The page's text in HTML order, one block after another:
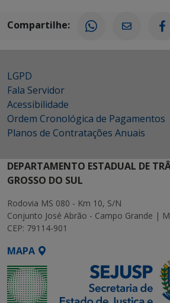
Compartilhe:
LGPD
Fala Servidor
Acessibilidade
Ordem Cronológica de Pagamentos
Planos de Contratações Anuais
DEPARTAMENTO ESTADUAL DE
GROSSO DO SUL
Rodovia MS 080 - Km 10, S/N
Conjunto José Abrão - Campo Grande |
CEP: 79114-901
MAPA